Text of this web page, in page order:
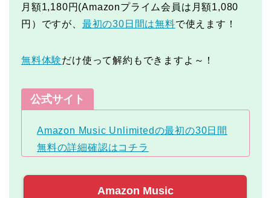
月額1,180円(Amazonプライム会員は月額1,080
円）ですが、 最初の30日間は無料で使えます！
無料体験だけ使って解約もできますよ～！
公式サイト
Amazon Music Unlimitedの最初の30日間
無料の詳細確認はコチラ
Amazon Music